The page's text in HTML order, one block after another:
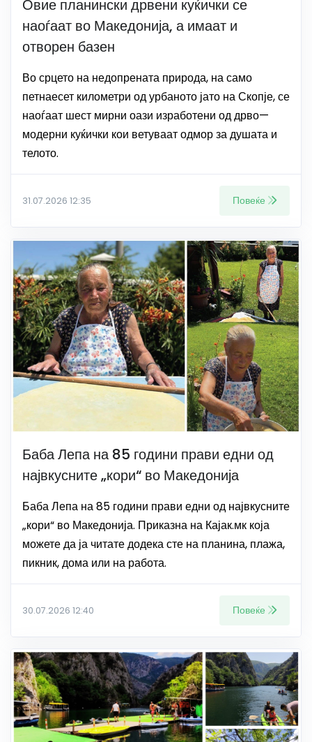
Овие планински дрвени куќички се
наоѓаат во Македонија, а имаат и
отворен базен
Во срцето на недопрената природа, на само
петнаесет километри од урбаното јато на Скопје, се
наоѓаат шест мирни оази изработени од дрво—
модерни куќички кои ветуваат одмор за душата и
телото.
31.07.2026 12:35 Повеќе
Баба Лепа на 85 години прави едни од
највкусните „кори“ во Македонија
Баба Лепа на 85 години прави едни од највкусните
„кори“ во Македонија. Приказна на Кајак.мк која
можете да ја читате додека сте на планина, плажа,
пикник, дома или на работа.
30.07.2026 12:40 Повеќе